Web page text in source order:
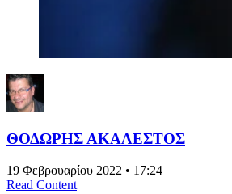
ΘΟΔΩΡΗΣ ΑΚΑΛΕΣΤΟΣ
19 Φεβρουαρίου 2022 • 17:24
Read Content